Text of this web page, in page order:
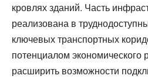
кровлях зданий. Часть
реализована в
ключевых транспортных
потенциалом экономического
расширить возможности